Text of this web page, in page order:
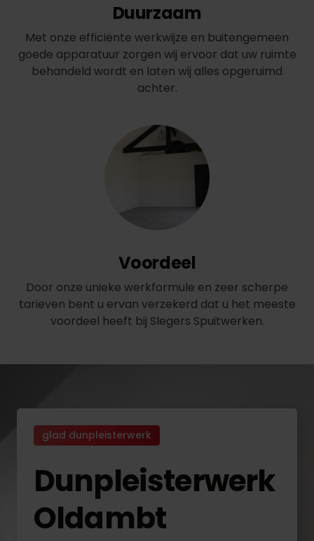
Duurzaam
Met onze efficiënte werkwijze en buitengemeen
goede apparatuur zorgen wij ervoor dat uw ruimte
behandeld wordt en laten wij alles opgeruimd
achter.
Voordeel
Door onze unieke werkformule en zeer scherpe
tarieven bent u ervan verzekerd dat u het meeste
voordeel heeft bij Slegers Spuitwerken.
glad dunpleisterwerk
Dunpleisterwerk
Oldambt